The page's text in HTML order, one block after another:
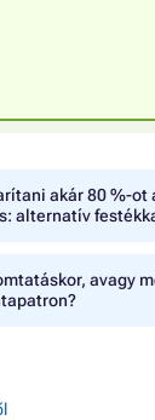
akár 80 %-ot
alternatív
avagy